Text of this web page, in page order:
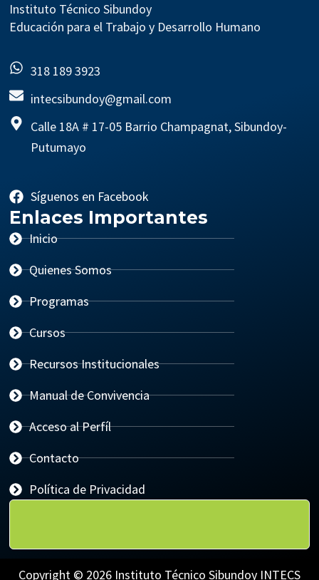
Instituto Técnico Sibundoy
Educación para el Trabajo y Desarrollo Humano
318 189 3923
intecsibundoy@gmail.com
Calle 18A # 17-05 Barrio Champagnat, Sibundoy-
Putumayo
Síguenos en Facebook
Enlaces Importantes
Inicio
Quienes Somos
Programas
Cursos
Recursos Institucionales
Manual de Convivencia
Acceso al Perfíl
Contacto
Política de Privacidad
Copyright © 2026 Instituto Técnico Sibundoy INTECS